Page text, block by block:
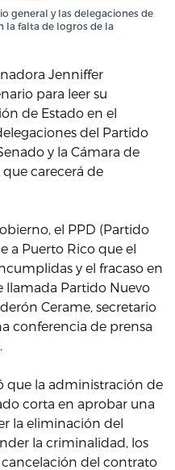
general y las delegaciones de
la falta de logros de la
Jenniffer
para leer su
de Estado en el
del Partido
y la Cámara de
carecerá de
el PPD (Partido
a Puerto Rico que el
y el fracaso en
llamada Partido Nuevo
Cerame, secretario
conferencia de prensa
que la administración de
corta en aprobar una
la eliminación del
la criminalidad, los
cancelación del contrato